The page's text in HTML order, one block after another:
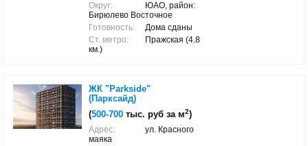
Округ:
ЮАО, район:
Бирюлево Восточное
Готовность:
Дома сданы
Ст. метро:
Пражская (4.8
км.)
ЖК "Parkside"
(Парксайд)
(500-700 тыс. руб за м2)
Адрес:
ул. Красного
маяка